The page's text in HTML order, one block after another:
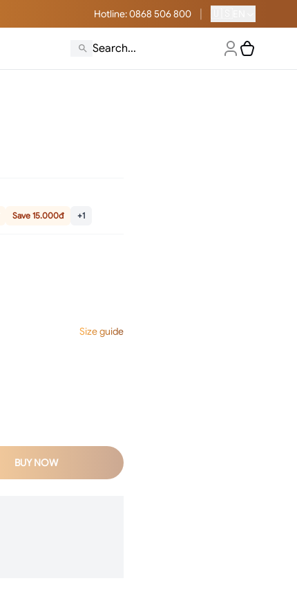
Hotline: 0868 506 800
Save 15.000đ +1
Size guide
BUY NOW